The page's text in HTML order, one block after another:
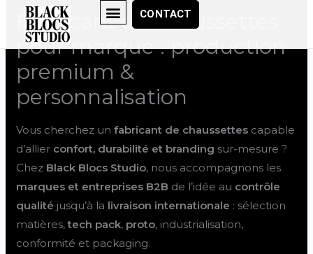
content
CONTACT
Fabricant de chaussettes
pour marque : production
premium &
personnalisation
Vous cherchez unfabricant de chaussettes capable
d’allier confort, durabilité et branding sur-mesure ?
Chez Black Blocs Studio, nous accompagnons les
marques et entreprises B2B de l’idée au contrôle
qualité jusqu’à la livraison internationale : sélection
matières,tech pack, proto, industrialisation,
conformité et packaging.